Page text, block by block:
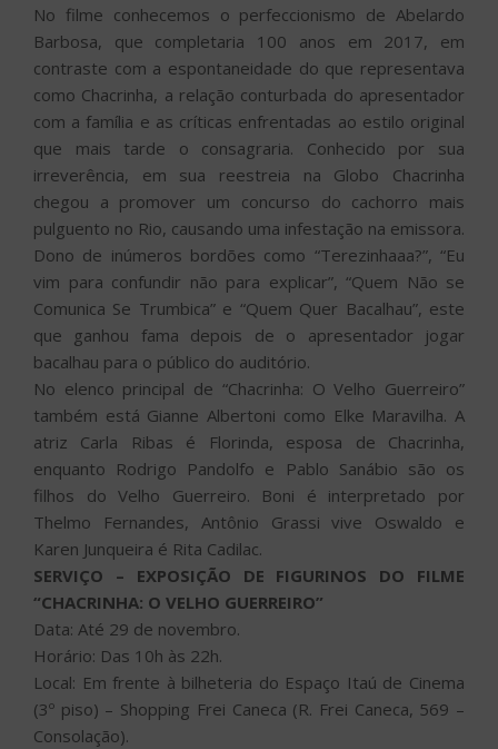
No filme conhecemos o perfeccionismo de Abelardo
Barbosa, que completaria 100 anos em 2017, em
contraste com a espontaneidade do que representava
como Chacrinha, a relação conturbada do apresentador
com a família e as críticas enfrentadas ao estilo original
que mais tarde o consagraria. Conhecido por sua
irreverência, em sua reestreia na Globo Chacrinha
chegou a promover um concurso do cachorro mais
pulguento no Rio, causando uma infestação na emissora.
Dono de inúmeros bordões como “Terezinhaaa?”, “Eu
vim para confundir não para explicar”, “Quem Não se
Comunica Se Trumbica” e “Quem Quer Bacalhau”, este
que ganhou fama depois de o apresentador jogar
bacalhau para o público do auditório.
No elenco principal de “Chacrinha: O Velho Guerreiro”
também está Gianne Albertoni como Elke Maravilha. A
atriz Carla Ribas é Florinda, esposa de Chacrinha,
enquanto Rodrigo Pandolfo e Pablo Sanábio são os
filhos do Velho Guerreiro. Boni é interpretado por
Thelmo Fernandes, Antônio Grassi vive Oswaldo e
Karen Junqueira é Rita Cadilac.
SERVIÇO – EXPOSIÇÃO DE FIGURINOS DO FILME
“CHACRINHA: O VELHO GUERREIRO”
Data: Até 29 de novembro.
Horário: Das 10h às 22h.
Local: Em frente à bilheteria do Espaço Itaú de Cinema
(3º piso) – Shopping Frei Caneca (R. Frei Caneca, 569 –
Consolação).